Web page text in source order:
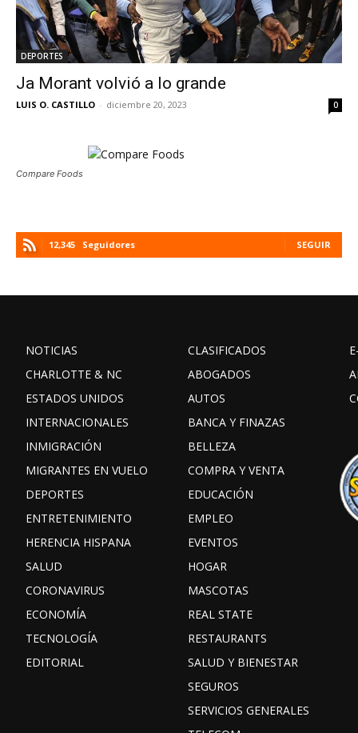
DEPORTES
Ja Morant volvió a lo grande
LUIS O. CASTILLO - diciembre 20, 2023 0
Compare Foods
12,345 Seguidores SEGUIR
NOTICIAS
CHARLOTTE & NC
ESTADOS UNIDOS
INTERNACIONALES
INMIGRACIÓN
MIGRANTES EN VUELO
DEPORTES
ENTRETENIMIENTO
HERENCIA HISPANA
SALUD
CORONAVIRUS
ECONOMÍA
TECNOLOGÍA
EDITORIAL
CLASIFICADOS
ABOGADOS
AUTOS
BANCA Y FINAZAS
BELLEZA
COMPRA Y VENTA
EDUCACIÓN
EMPLEO
EVENTOS
HOGAR
MASCOTAS
REAL STATE
RESTAURANTS
SALUD Y BIENESTAR
SEGUROS
SERVICIOS GENERALES